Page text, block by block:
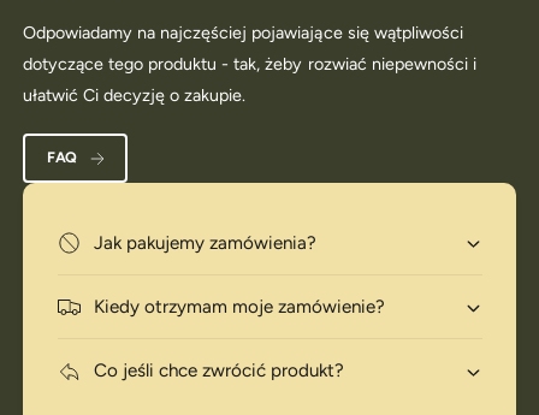
Odpowiadamy na najczęściej pojawiające się wątpliwości
dotyczące tego produktu - tak, żeby rozwiać niepewności i
ułatwić Ci decyzję o zakupie.
FAQ
Jak pakujemy zamówienia?
Kiedy otrzymam moje zamówienie?
Co jeśli chce zwrócić produkt?